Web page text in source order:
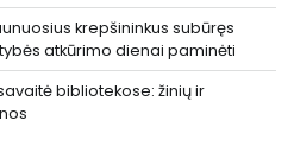
krepšininkus subūręs
atkūrimo dienai paminėti
bibliotekose: žinių ir